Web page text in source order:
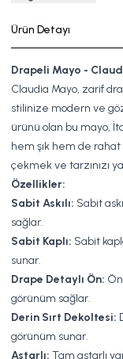
Ürün Detayı
Drapeli Mayo -
Claudia Mayo, zarif
stilinize modern ve
ürünü olan bu mayo,
hem şık hem de
çekmek ve tarzınızı
Özellikler:
Sabit Askılı: Sabit
sağlar.
Sabit Kaplı: Sabit
sunar.
Drape Detaylı Ön:
görünüm sağlar.
Derin Sırt Dekoltesi:
görünüm sunar.
Astarlı: Tam astarlı